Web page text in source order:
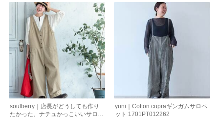
soulberry｜店長がどうしても作り
たかった、ナチュかっこいいサロペ
yuni｜Cotton cupraギンガムサロペ
ット 1701PT012262